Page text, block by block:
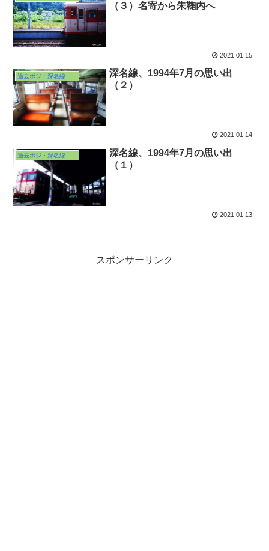
（３）名寄から朱鞠内へ
2021.01.15
深名線、1994年7月の思い出
（２）
2021.01.14
深名線、1994年7月の思い出
（１）
2021.01.13
スポンサーリンク